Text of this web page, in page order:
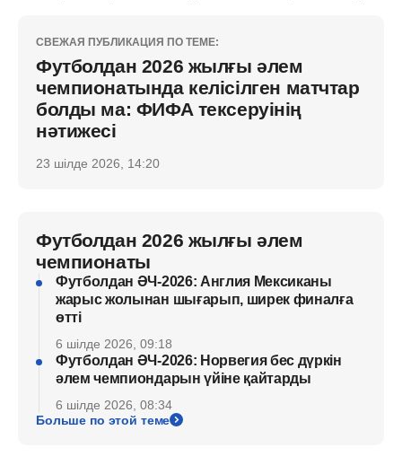
СВЕЖАЯ ПУБЛИКАЦИЯ ПО ТЕМЕ:
Футболдан 2026 жылғы әлем
чемпионатында келісілген матчтар
болды ма: ФИФА тексеруінің
нәтижесі
23 шілде 2026, 14:20
Футболдан 2026 жылғы әлем
чемпионаты
Футболдан ӘЧ-2026: Англия Мексиканы
жарыс жолынан шығарып, ширек финалға
өтті
6 шілде 2026, 09:18
Футболдан ӘЧ-2026: Норвегия бес дүркін
әлем чемпиондарын үйіне қайтарды
6 шілде 2026, 08:34
Больше по этой теме